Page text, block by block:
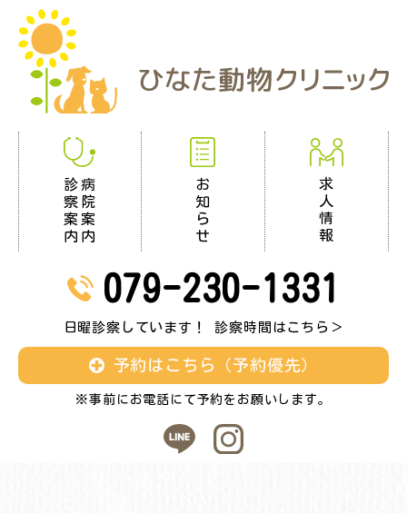
診
察
案
内
病
院
案
内
お
知
ら
せ
求
人
情
報
079-230-1331
日曜診察しています！ 診察時間はこちら＞
予約はこちら（予約優先）
※事前にお電話にて予約をお願いします。